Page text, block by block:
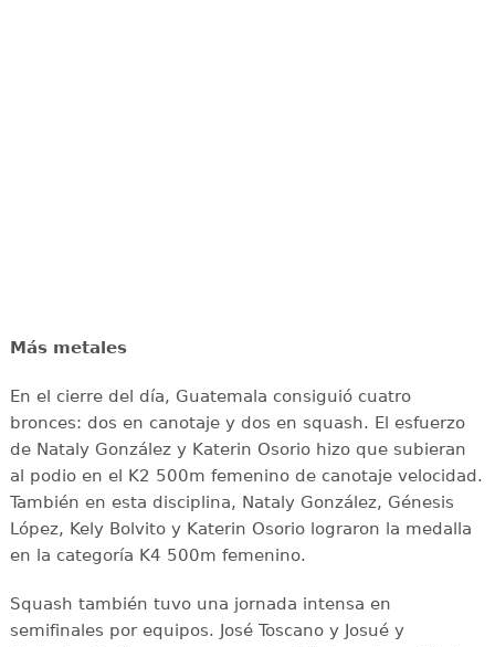
Más metales
En el cierre del día, Guatemala consiguió cuatro
bronces: dos en canotaje y dos en squash. El esfuerzo
de Nataly González y Katerin Osorio hizo que subieran
al podio en el K2 500m femenino de canotaje velocidad.
También en esta disciplina, Nataly González, Génesis
López, Kely Bolvito y Katerin Osorio lograron la medalla
en la categoría K4 500m femenino.
Squash también tuvo una jornada intensa en
semifinales por equipos. José Toscano y Josué y